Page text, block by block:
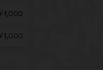
1,000
1,000